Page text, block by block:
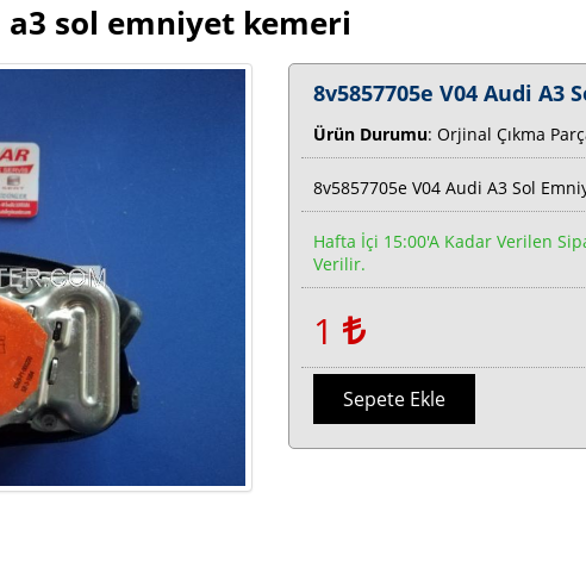
a3 sol emniyet kemeri
8v5857705e V04 Audi A3
Ürün Durumu: Orjinal Çıkma
8v5857705e V04 Audi A3 Sol
Hafta İçi 15:00'a Kadar Verilen
Verilir.
1
Sepete Ekle